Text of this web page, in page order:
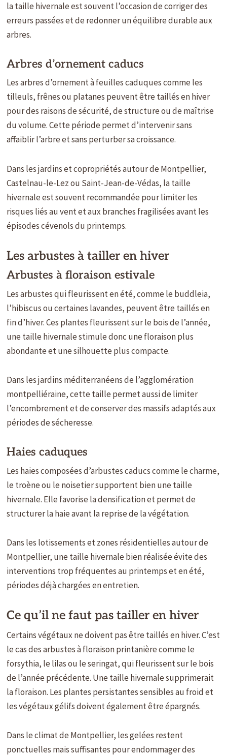
la taille hivernale est souvent l’occasion de corriger des
erreurs passées et de redonner un équilibre durable aux
arbres.
Arbres d’ornement caducs
Les arbres d’ornement à feuilles caduques comme les
tilleuls, frênes ou platanes peuvent être taillés en hiver
pour des raisons de sécurité, de structure ou de maîtrise
du volume. Cette période permet d’intervenir sans
affaiblir l’arbre et sans perturber sa croissance.
Dans les jardins et copropriétés autour de Montpellier,
Castelnau-le-Lez ou Saint-Jean-de-Védas, la taille
hivernale est souvent recommandée pour limiter les
risques liés au vent et aux branches fragilisées avant les
épisodes cévenols du printemps.
Les arbustes à tailler en hiver
Arbustes à floraison estivale
Les arbustes qui fleurissent en été, comme le buddleia,
l’hibiscus ou certaines lavandes, peuvent être taillés en
fin d’hiver. Ces plantes fleurissent sur le bois de l’année,
une taille hivernale stimule donc une floraison plus
abondante et une silhouette plus compacte.
Dans les jardins méditerranéens de l’agglomération
montpelliéraine, cette taille permet aussi de limiter
l’encombrement et de conserver des massifs adaptés aux
périodes de sécheresse.
Haies caduques
Les haies composées d’arbustes caducs comme le charme,
le troène ou le noisetier supportent bien une taille
hivernale. Elle favorise la densification et permet de
structurer la haie avant la reprise de la végétation.
Dans les lotissements et zones résidentielles autour de
Montpellier, une taille hivernale bien réalisée évite des
interventions trop fréquentes au printemps et en été,
périodes déjà chargées en entretien.
Ce qu’il ne faut pas tailler en hiver
Certains végétaux ne doivent pas être taillés en hiver. C’est
le cas des arbustes à floraison printanière comme le
forsythia, le lilas ou le seringat, qui fleurissent sur le bois
de l’année précédente. Une taille hivernale supprimerait
la floraison. Les plantes persistantes sensibles au froid et
les végétaux gélifs doivent également être épargnés.
Dans le climat de Montpellier, les gelées restent
ponctuelles mais suffisantes pour endommager des